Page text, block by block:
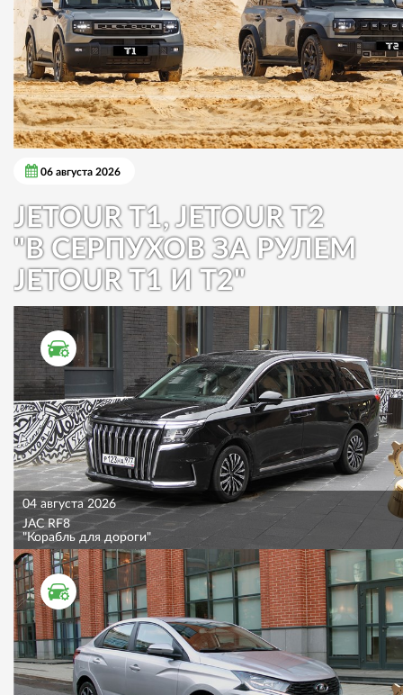
06 августа 2026
JETOUR T1, JETOUR T2
"В СЕРПУХОВ ЗА РУЛЕМ
JETOUR T1 И T2"
ТЕСТ ДРАЙВ
04 августа 2026
JAC RF8
"Корабль для дороги"
ТЕСТ ДРАЙВ